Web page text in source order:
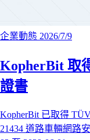
企業動態 2026/7/9
KopherBit 取
證書
KopherBit 已取得
21434 道路車輛網路